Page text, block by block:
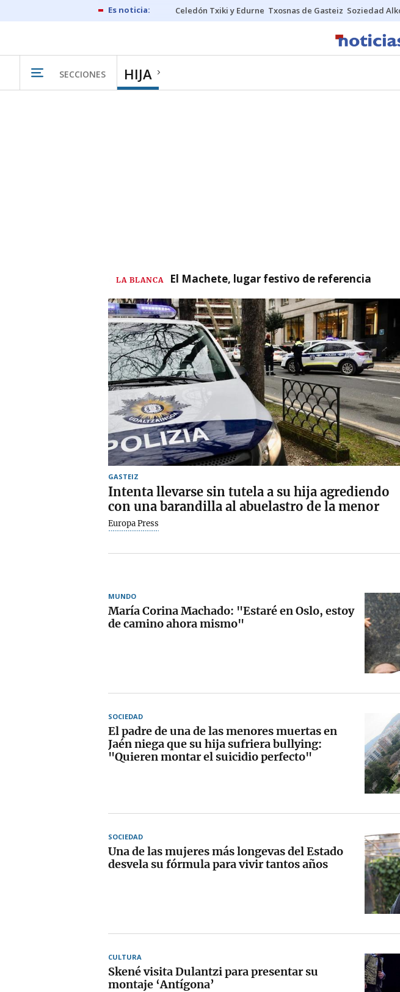
Celedón Txiki y Edurne Txosnas de Gasteiz Soziedad
SECCIONES HIJA
LA BLANCA El Machete, lugar festivo de referencia
GASTEIZ
Intenta llevarse sin tutela a su hija agrediendo
con una barandilla al abuelastro de la menor
Europa Press
MUNDO
María Corina Machado: "Estaré en Oslo, estoy
de camino ahora mismo"
SOCIEDAD
El padre de una de las menores muertas en
Jaén niega que su hija sufriera bullying:
"Quieren montar el suicidio perfecto"
SOCIEDAD
Una de las mujeres más longevas del Estado
desvela su fórmula para vivir tantos años
CULTURA
Skené visita Dulantzi para presentar su
montaje ‘Antígona’